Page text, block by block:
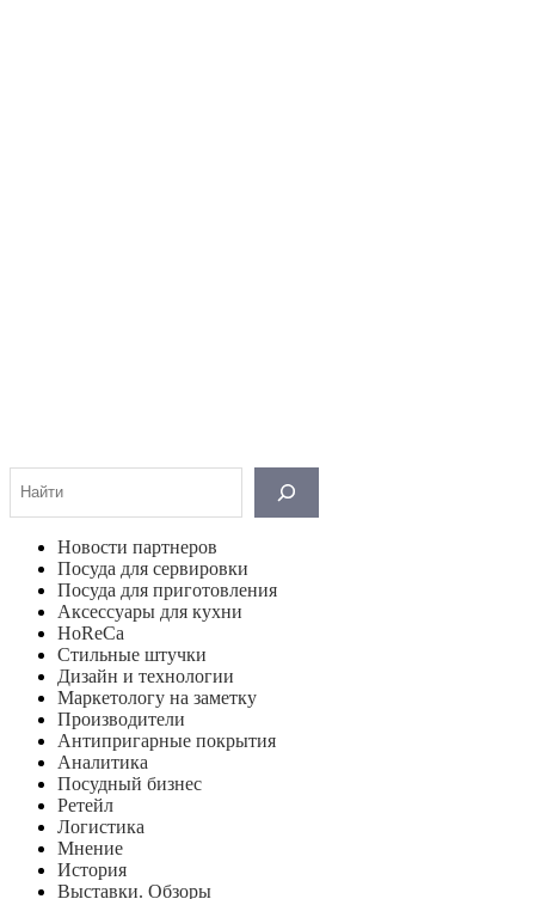
Новости партнеров
Посуда для сервировки
Посуда для приготовления
Аксессуары для кухни
HoReCa
Стильные штучки
Дизайн и технологии
Маркетологу на заметку
Производители
Антипригарные покрытия
Аналитика
Посудный бизнес
Ретейл
Логистика
Мнение
История
Выставки. Обзоры